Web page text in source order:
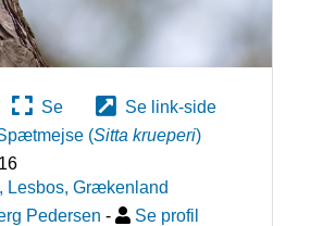
Se
Se link-side
(Sitta krueperi)
Lesbos, Grækenland
Pedersen - Se profil